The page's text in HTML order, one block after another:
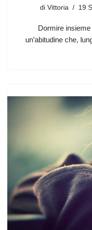
di Vittoria 19
Dormire
un’abitudine che,